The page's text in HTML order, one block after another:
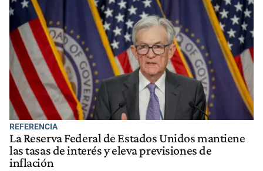
REFERENCIA
La Reserva Federal de Estados Unidos mantiene
las tasas de interés y eleva previsiones de
inflación